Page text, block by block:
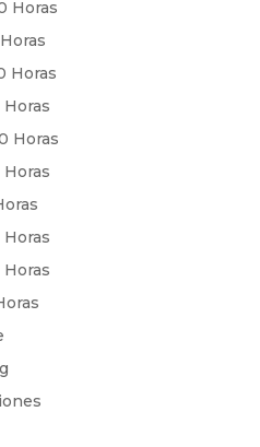
Horas
Horas
Horas